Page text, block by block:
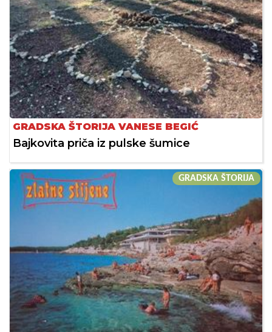
GRADSKA ŠTORIJA VANESE BEGIĆ
Bajkovita priča iz pulske šumice
GRADSKA ŠTORIJA